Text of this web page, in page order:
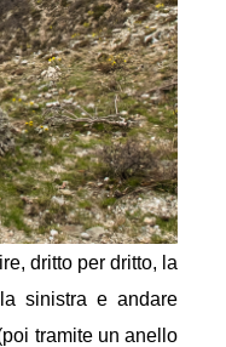
dritto per dritto, la
sinistra e andare
tramite un anello